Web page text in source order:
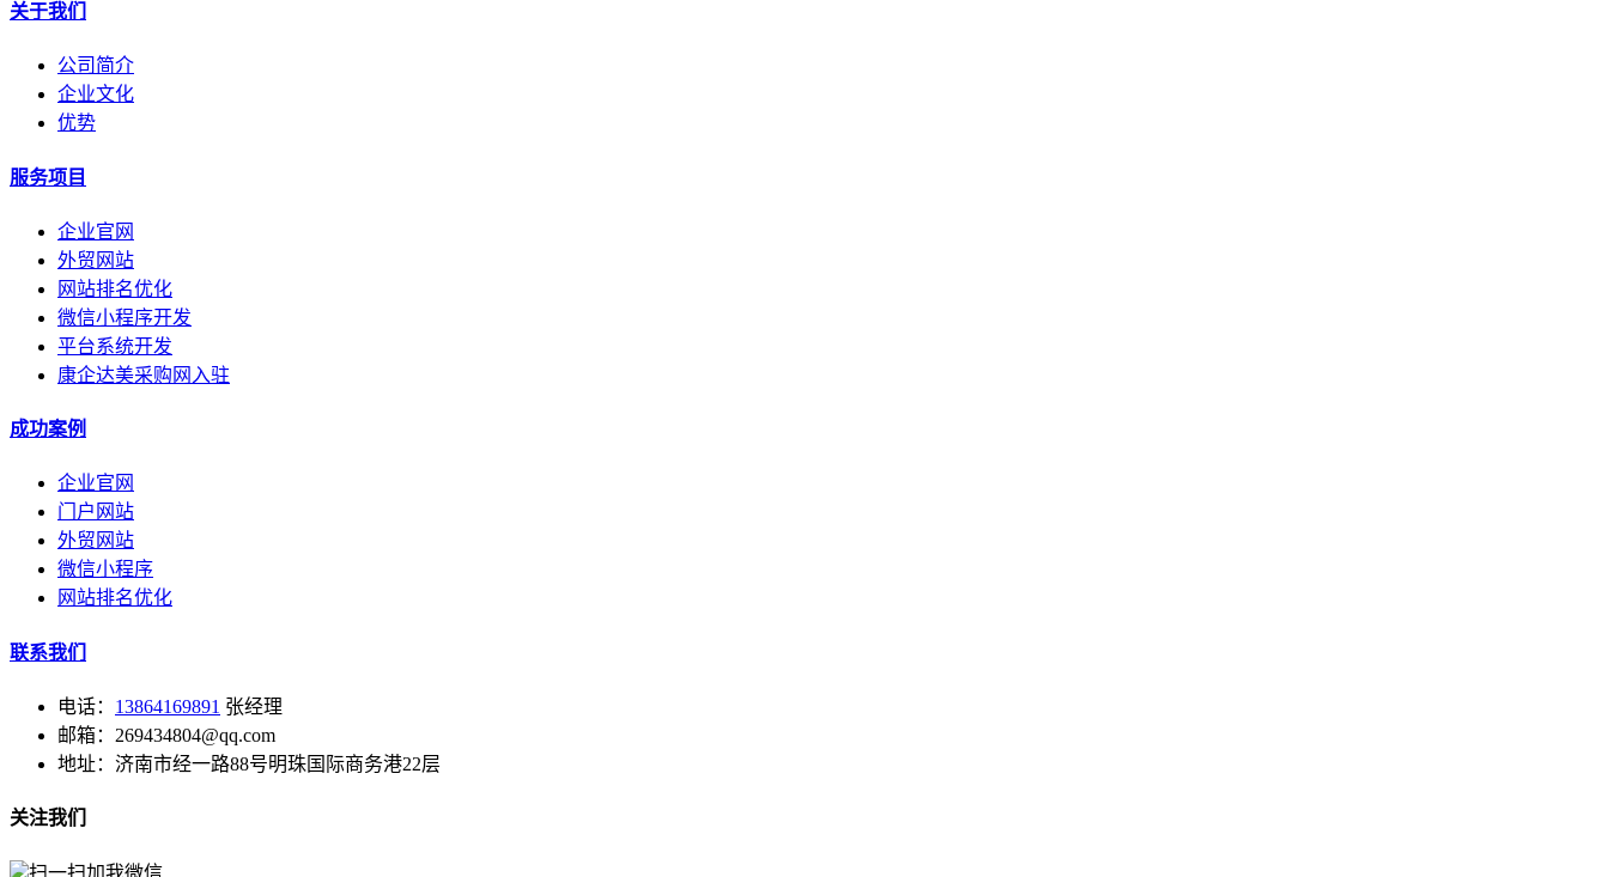
关于我们
公司简介
企业文化
优势
服务项目
企业官网
外贸网站
网站排名优化
微信小程序开发
平台系统开发
康企达美采购网入驻
成功案例
企业官网
门户网站
外贸网站
微信小程序
网站排名优化
联系我们
电话： 13864169891 张经理
邮箱：269434804@qq.com
地址：济南市经一路88号明珠国际商务港22层
关注我们
扫一扫加我微信